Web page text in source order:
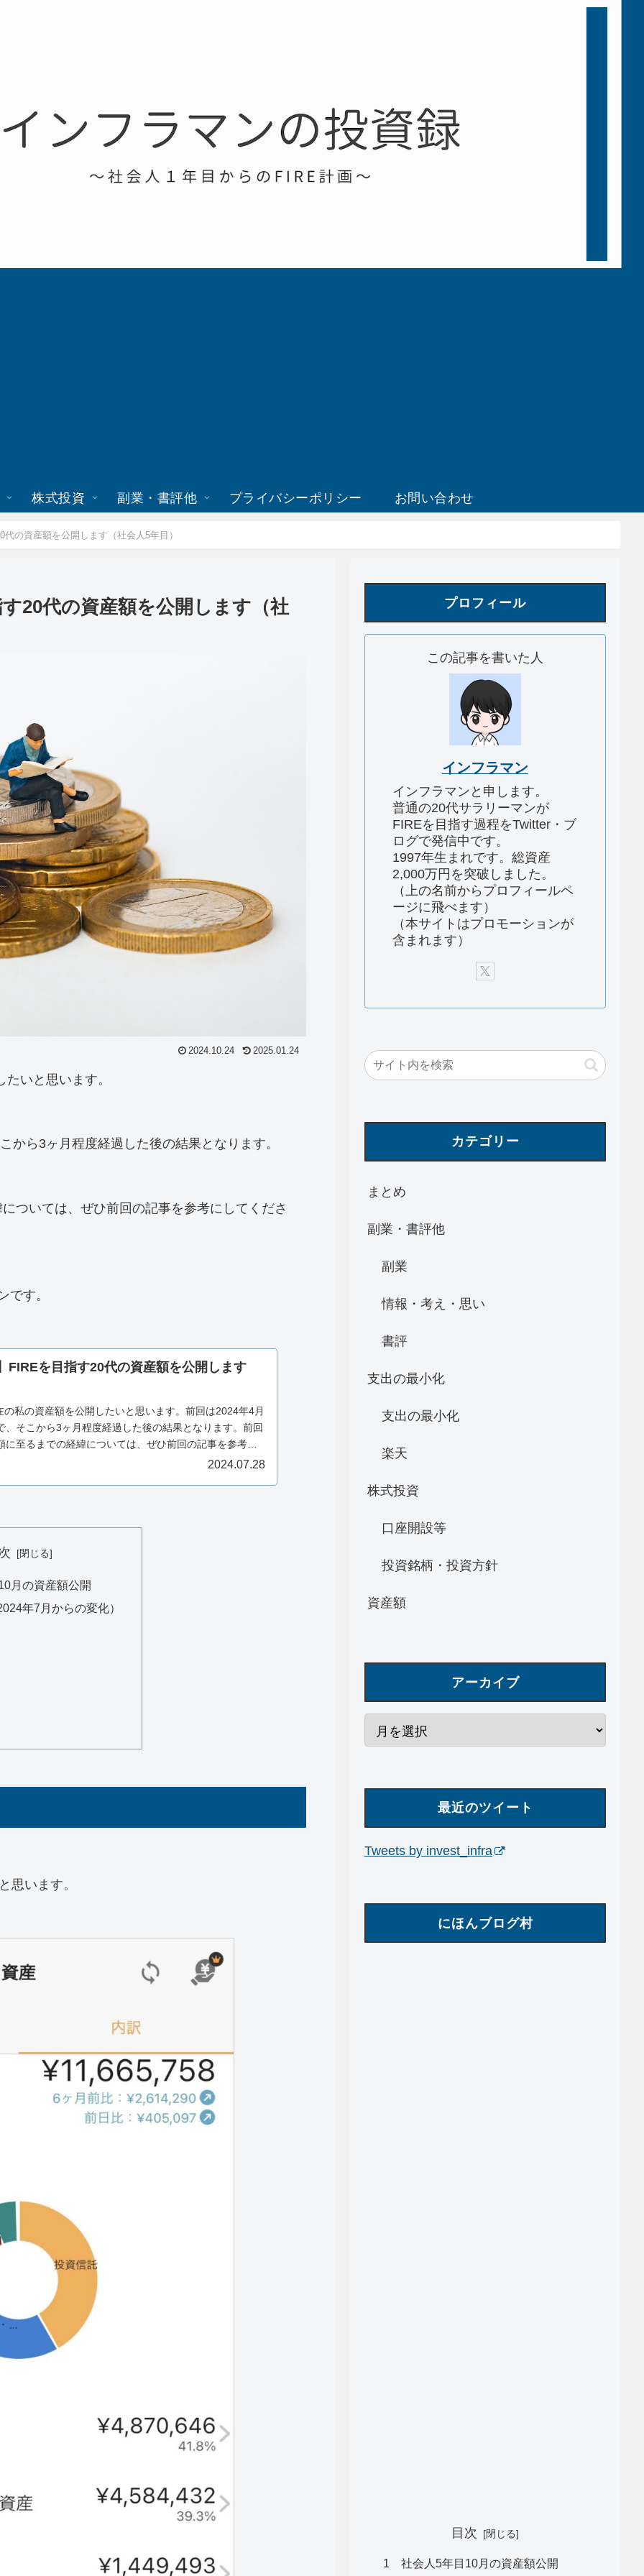
株式投資 副業・書評他 プライバシーポリシー お問い合わせ
の資産額を公開します（社会人5年目）
20代の資産額を公開します（社
2024.10.24 2025.01.24
たいと思います。
から3ヶ月程度経過した後の結果となります。
ついては、ぜひ前回の記事を参考にしてくださ
です。
FIREを目指す20代の資産額を公開します
私の資産額を公開したいと思います。前回は2024年4月
、そこから3ヶ月程度経過した後の結果となります。前回
至るまでの経緯については、ぜひ前回の記事を参考に
2024.07.28
月の資産額公開
年7月からの変化）
思います。
プロフィール
この記事を書いた人
インフラマン
インフラマンと申します。
普通の20代サラリーマンが
FIREを目指す過程をTwitter・ブ
ログで発信中です。
1997年生まれです。総資産
2,000万円を突破しました。
（上の名前からプロフィールペ
ージに飛べます）
（本サイトはプロモーションが
含まれます）
カテゴリー
まとめ
副業・書評他
副業
情報・考え・思い
書評
支出の最小化
支出の最小化
楽天
株式投資
口座開設等
投資銘柄・投資方針
資産額
アーカイブ
最近のツイート
Tweets by invest_infra
にほんブログ村
目次
1 社会人5年目10月の資産額公開